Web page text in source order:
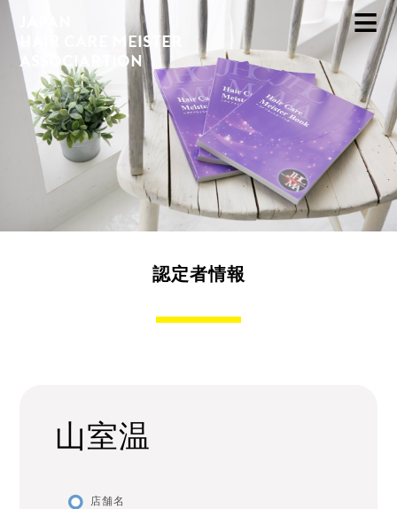
HAIR CARE MEISTER
ASSOCIARTION
認定者情報
山室温
店舗名